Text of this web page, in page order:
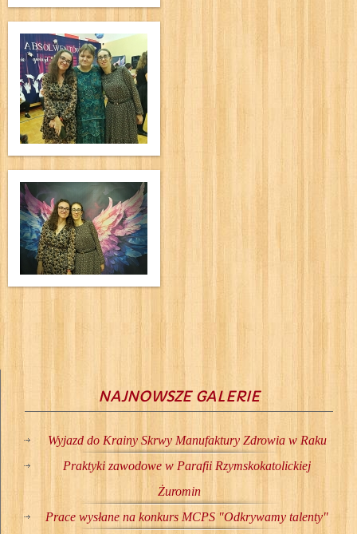
NAJNOWSZE GALERIE
Wyjazd do Krainy Skrwy Manufaktury Zdrowia w Raku
Praktyki zawodowe w Parafii Rzymskokatolickiej
Żuromin
Prace wysłane na konkurs MCPS "Odkrywamy talenty"